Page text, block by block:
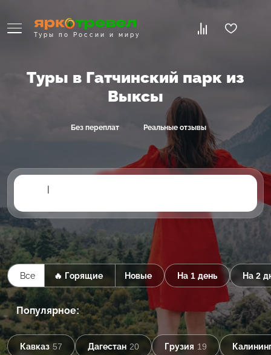
Туры по России и миру
Туры в Гатчинский парк из
Выксы
Без переплат Реальные отзывы
|
Все 🔥 Горящие Новые На 1 день На 2
Популярное:
Кавказ 57 Дагестан 20 Грузия 19